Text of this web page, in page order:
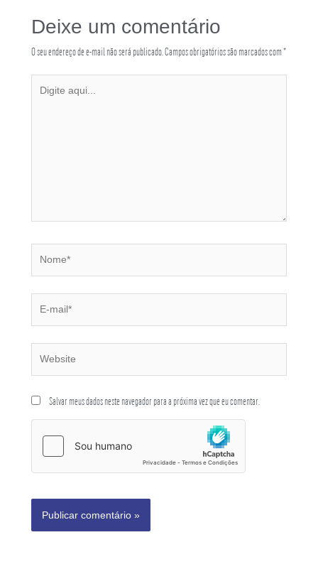
Deixe um comentário
O seu endereço de e-mail não será publicado. Campos obrigatórios são marcados com*
Salvar meus dados neste navegador para a próxima vez que eu comentar.